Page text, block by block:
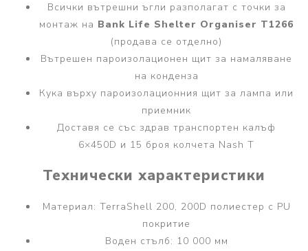
Всички вътрешни ъгли разполагат с точки за
монтаж на Bank Life Shelter Organiser T1266
(продава се отделно)
Вътрешен пароизолационен щит за намаляване
на конденза
Кука върху пароизолационния щит за лампа или
приемник
Доставя се със здрав транспортен калъф
6×450D и 15 броя колчета Nash T
Технически характеристики
Материал: TerraShell 200, 200D полиестер с PU
покритие
Воден стълб: 10 000 мм